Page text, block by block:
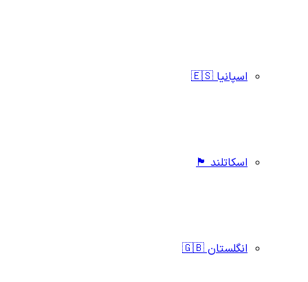
اسپانیا 🇪🇸
اسکاتلند 🏴󠁧󠁢󠁳󠁣󠁴󠁿
انگلستان 🇬🇧